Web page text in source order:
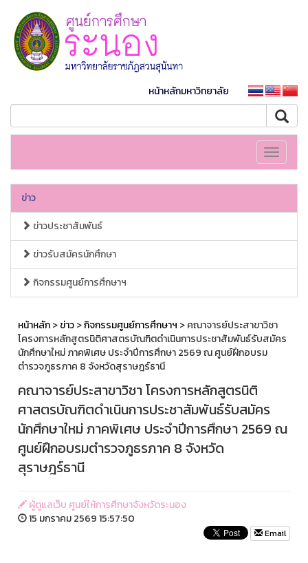
หน้าหลักมหาวิทยาลัย
Toggle
ข่าว
ข่าวประชาสัมพันธ์
ข่าวรับสมัครนักศึกษา
กิจกรรมศูนย์การศึกษาฯ
หน้าหลัก>ข่าว>กิจกรรมศูนย์การศึกษาฯ > คณาจารย์ประสาขาวิชา
โครงการหลักสูตรนิติศาสตรบัณฑิตดำเนินการประชาสัมพันธ์รับสมัคร
นักศึกษาใหม่ ภาคพิเศษ ประจำปีการศึกษา 2569 ณ ศูนย์ฝึกอบรม
ตำรวจภูธรภาค 8 จังหวัดสุราษฎร์ธานี
คณาจารย์ประสาขาวิชา โครงการหลักสูตรนิติ
ศาสตรบัณฑิตดำเนินการประชาสัมพันธ์รับสมัคร
นักศึกษาใหม่ ภาคพิเศษ ประจำปีการศึกษา 2569 ณ
ศูนย์ฝึกอบรมตำรวจภูธรภาค 8 จังหวัด
สุราษฎร์ธานี
ผู้ดูแลเว็บ ศูนย์ให้การศึกษาจังหวัดระนอง
15 มกราคม 2569 15:57:50
Email